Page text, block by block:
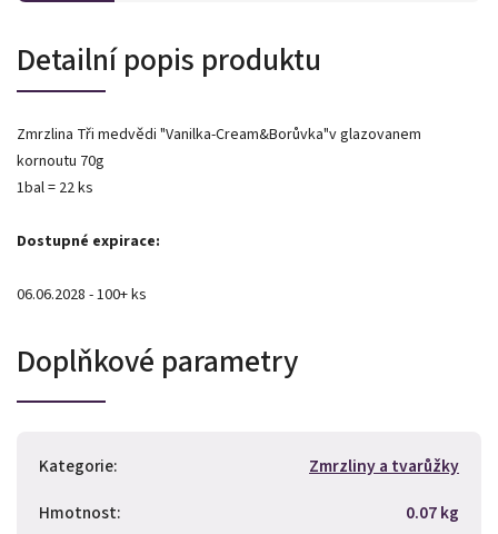
Detailní popis produktu
Zmrzlina Tři medvědi "Vanilka-Cream&Borůvka"v glazovanem
kornoutu 70g
1bal = 22 ks
Dostupné expirace:
06.06.2028 - 100+ ks
Doplňkové parametry
Kategorie:
Zmrzliny a tvarůžky
Hmotnost:
0.07 kg